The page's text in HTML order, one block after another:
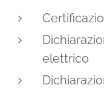
elettrico